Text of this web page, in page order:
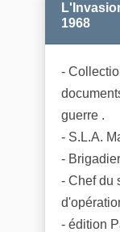
1968
-
guerre .
- S.L.A.
-
- Chef du
- édition